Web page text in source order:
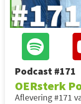
Podcast #171
OERsterk
Aflevering #171